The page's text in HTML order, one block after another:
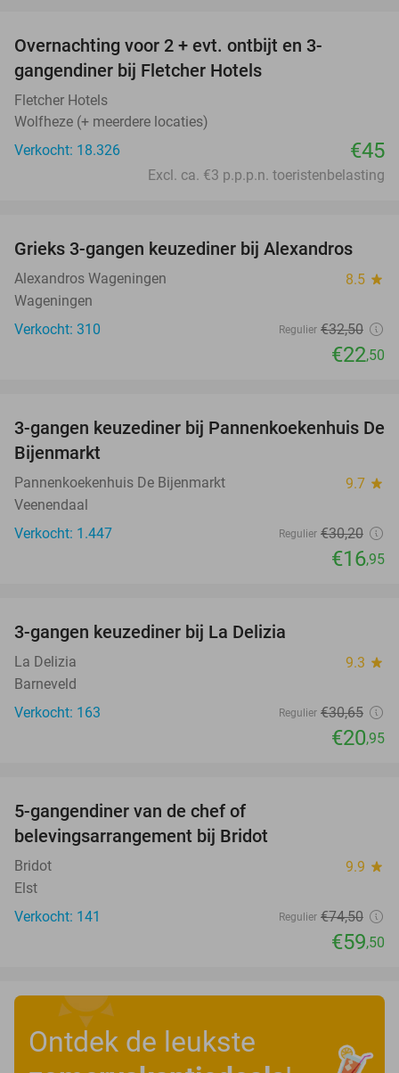
Overnachting voor 2 + evt. ontbijt en 3-
gangendiner bij Fletcher Hotels
Fletcher Hotels
Wolfheze (+ meerdere locaties)
Verkocht: 18.326
€45
Excl. ca. €3 p.p.p.n. toeristenbelasting
31%
Grieks 3-gangen keuzediner bij Alexandros
Alexandros Wageningen 8.5 star
Wageningen
Verkocht: 310
Regulier €32,50
€22,50
44%
3-gangen keuzediner bij Pannenkoekenhuis De
Bijenmarkt
Pannenkoekenhuis De Bijenmarkt 9.7 star
Veenendaal
Verkocht: 1.447
Regulier €30,20
€16,95
3-gangen keuzediner bij La Delizia
La Delizia 9.3 star
Barneveld
Verkocht: 163
Regulier €30,65
€20,95
5-gangendiner van de chef of
belevingsarrangement bij Bridot
Bridot 9.9 star
Elst
Verkocht: 141
Regulier €74,50
€59,50
Ontdek de leukste